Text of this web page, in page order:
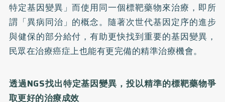
特定基因變異」而使用同一個標靶藥物來治療，即所
謂「異病同治」的概念。隨著次世代基因定序的進步
與健保的部分給付，有助更快找到重要的基因變異，
民眾在治療癌症上也能有更完備的精準治療機會。
透過NGS找出特定基因變異，投以精準的標靶藥物爭
取更好的治療成效